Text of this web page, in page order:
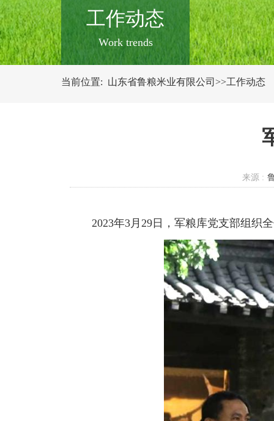
工作动态
Work trends
当前位置: 山东省鲁粮米业有限公司>>工作动态
来源 :
2023年3月29日，军粮库党支部组织